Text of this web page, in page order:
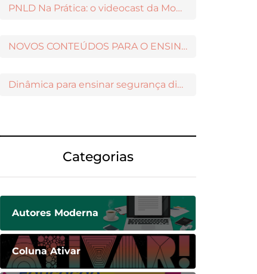
PNLD Na Prática: o videocast da Moderna para apoiar a escolha das obras aprovadas
NOVOS CONTEÚDOS PARA O ENSINO MÉDIO DISPONÍVEIS NO MODERNAMIGOS
Dinâmica para ensinar segurança digital nos Anos Iniciais
Categorias
Autores Moderna
Coluna Ativar